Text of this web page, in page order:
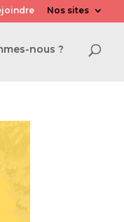
Nos sites
nous ?